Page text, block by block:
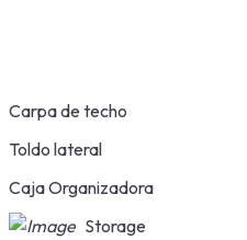
Carpa de techo
Toldo lateral
Caja Organizadora
Storage